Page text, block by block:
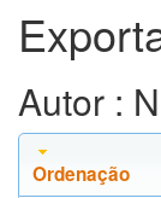
Autor :
Ordenação